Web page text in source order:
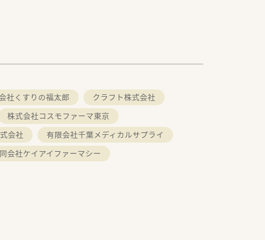
社くすりの福太郎
クラフト株式会社
株式会社コスモファーマ東京
会社
有限会社千葉メディカルサプライ
会社ケイアイファーマシー